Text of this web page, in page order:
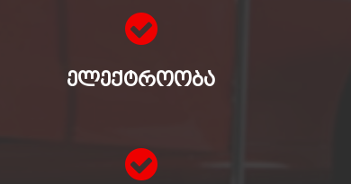
ᲔᲚᲔᲥᲢᲠᲝᲝᲑᲐ